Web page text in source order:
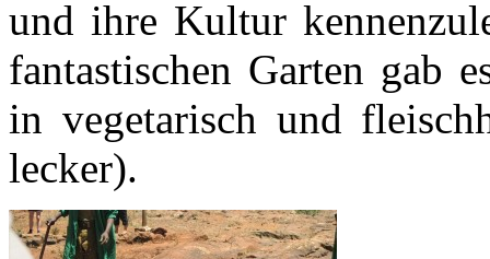
und ihre Kultur
fantastischen Garten gab
in vegetarisch und
lecker).